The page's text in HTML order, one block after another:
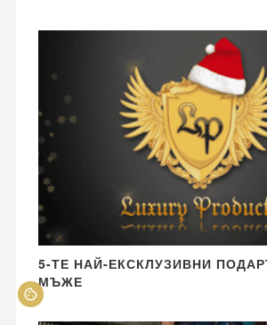
5-ТЕ НАЙ-ЕКСКЛУЗИВНИ
МЪЖЕ